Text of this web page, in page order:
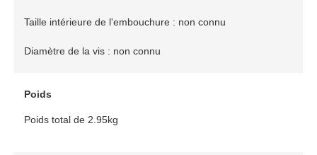
Taille intérieure de l'embouchure : non connu
Diamètre de la vis : non connu
Poids
Poids total de 2.95kg